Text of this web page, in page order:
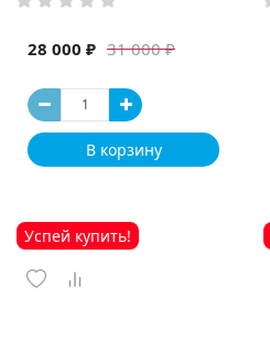
машина
31 000 ₽
28 000 ₽
В корзину
Успей купить!